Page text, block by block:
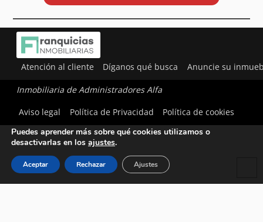
Atención al cliente Díganos qué busca Anuncie su
Inmobiliaria de Administradores Alfa
Aviso legal
Política de Privacidad Política de cookies
Utilizamos cookies para ofrecerte la mejor experiencia en
Puedes aprender más sobre qué cookies utilizamos o
desactivarlas en los ajustes.
Aceptar Rechazar Ajustes